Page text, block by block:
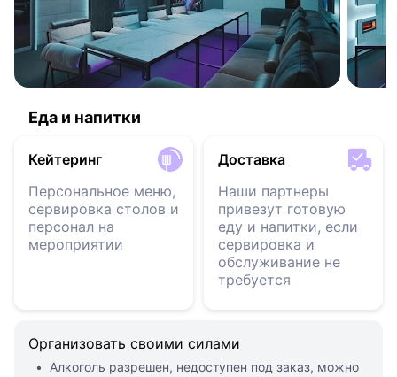
Еда и напитки
Кейтеринг
Персональное меню,
сервировка столов и
персонал на
мероприятии
Доставка
Наши партнеры
привезут готовую
еду и напитки, если
сервировка и
обслуживание не
требуется
Организовать своими силами
Алкоголь разрешен, недоступен под заказ, можно